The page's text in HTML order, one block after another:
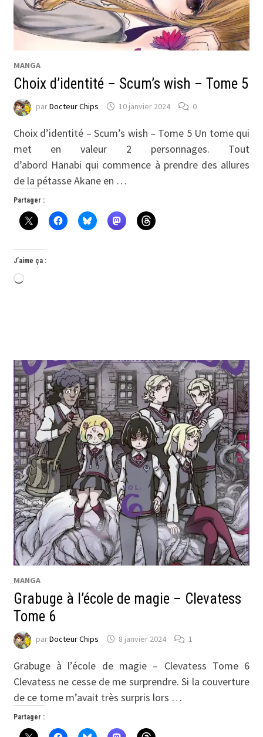
MANGA
Choix d’identité – Scum’s wish – Tome 5
parDocteur Chips 10 janvier 2024 0
Choix d’identité – Scum’s wish – Tome 5 Un tome qui
met en valeur 2 personnages. Tout
d’abord Hanabi qui commence à prendre des allures
de la pétasse Akane en …
Partager :
J’aime ça :
Chargement…
MANGA
Grabuge à l’école de magie – Clevatess
Tome 6
parDocteur Chips 8 janvier 2024 1
Grabuge à l’école de magie – Clevatess Tome 6
Clevatess ne cesse de me surprendre. Si la couverture
de ce tome m’avait très surpris lors …
Partager :